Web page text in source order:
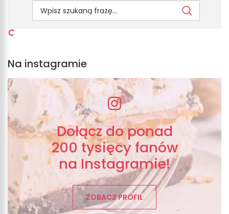
Na instagramie
Dołącz do ponad
200 tysięcy fanów
na Instagramie!
ZOBACZ PROFIL